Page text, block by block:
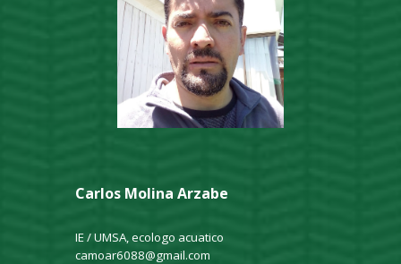
Carlos Molina Arzabe
IE / UMSA, ecologo acuatico
camoar6088@gmail.com